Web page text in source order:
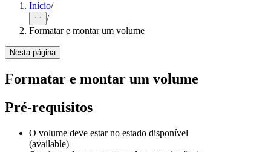
Início/
/
Formatar e montar um volume
Nesta página
Formatar e montar um volume
Pré-requisitos
O volume deve estar no estado disponível
(available)